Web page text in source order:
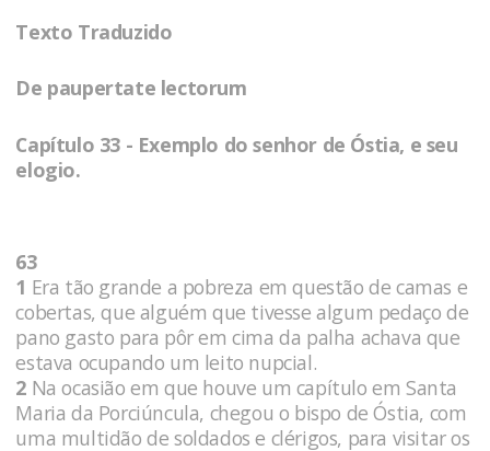
Texto Traduzido
De paupertate lectorum
Capítulo 33 - Exemplo do senhor de Óstia, e seu
elogio.
63
1 Era tão grande a pobreza em questão de camas e
cobertas, que alguém que tivesse algum pedaço de
pano gasto para pôr em cima da palha achava que
estava ocupando um leito nupcial.
2 Na ocasião em que houve um capítulo em Santa
Maria da Porciúncula, chegou o bispo de Óstia, com
uma multidão de soldados e clérigos, para visitar os